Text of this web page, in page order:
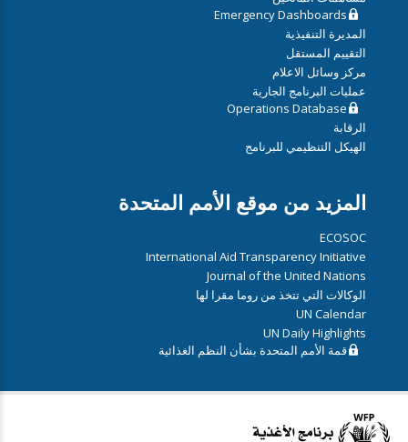
Emergency Dashboards
المديرة التنفيذية
التقييم المستقل
مركز وسائل الاعلام
عمليات البرنامج الجارية
Operations Database
الرقابة
الهيكل التنظيمي للبرنامج
المزيد من موقع الأمم المتحدة
ECOSOC
International Aid Transparency Initiative
Journal of the United Nations
الوكالات التي تتخذ من روما مقرا لها
UN Calendar
UN Daily Highlights
قمة الأمم المتحدة بشأن النظم الغذائية